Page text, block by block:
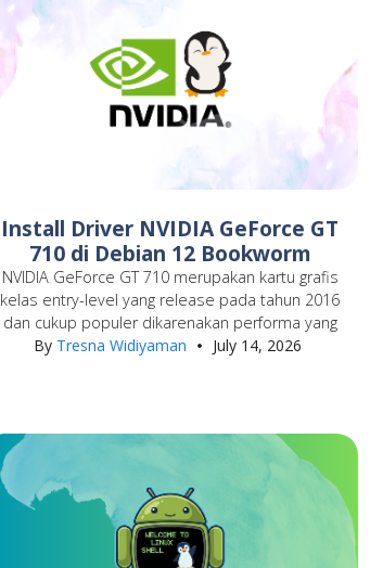
Install Driver NVIDIA GeForce GT
710 di Debian 12 Bookworm
NVIDIA GeForce GT 710 merupakan kartu grafis
kelas entry-level yang release pada tahun 2016
dan cukup populer dikarenakan performa yang
By Tresna Widiyaman July 14, 2026